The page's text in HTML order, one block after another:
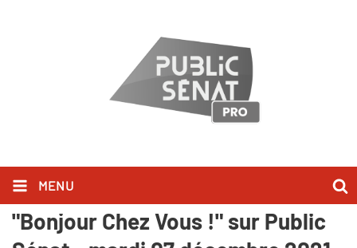
MENU
Patrick Kanner l'a dit dans
"Bonjour Chez Vous !" sur Public